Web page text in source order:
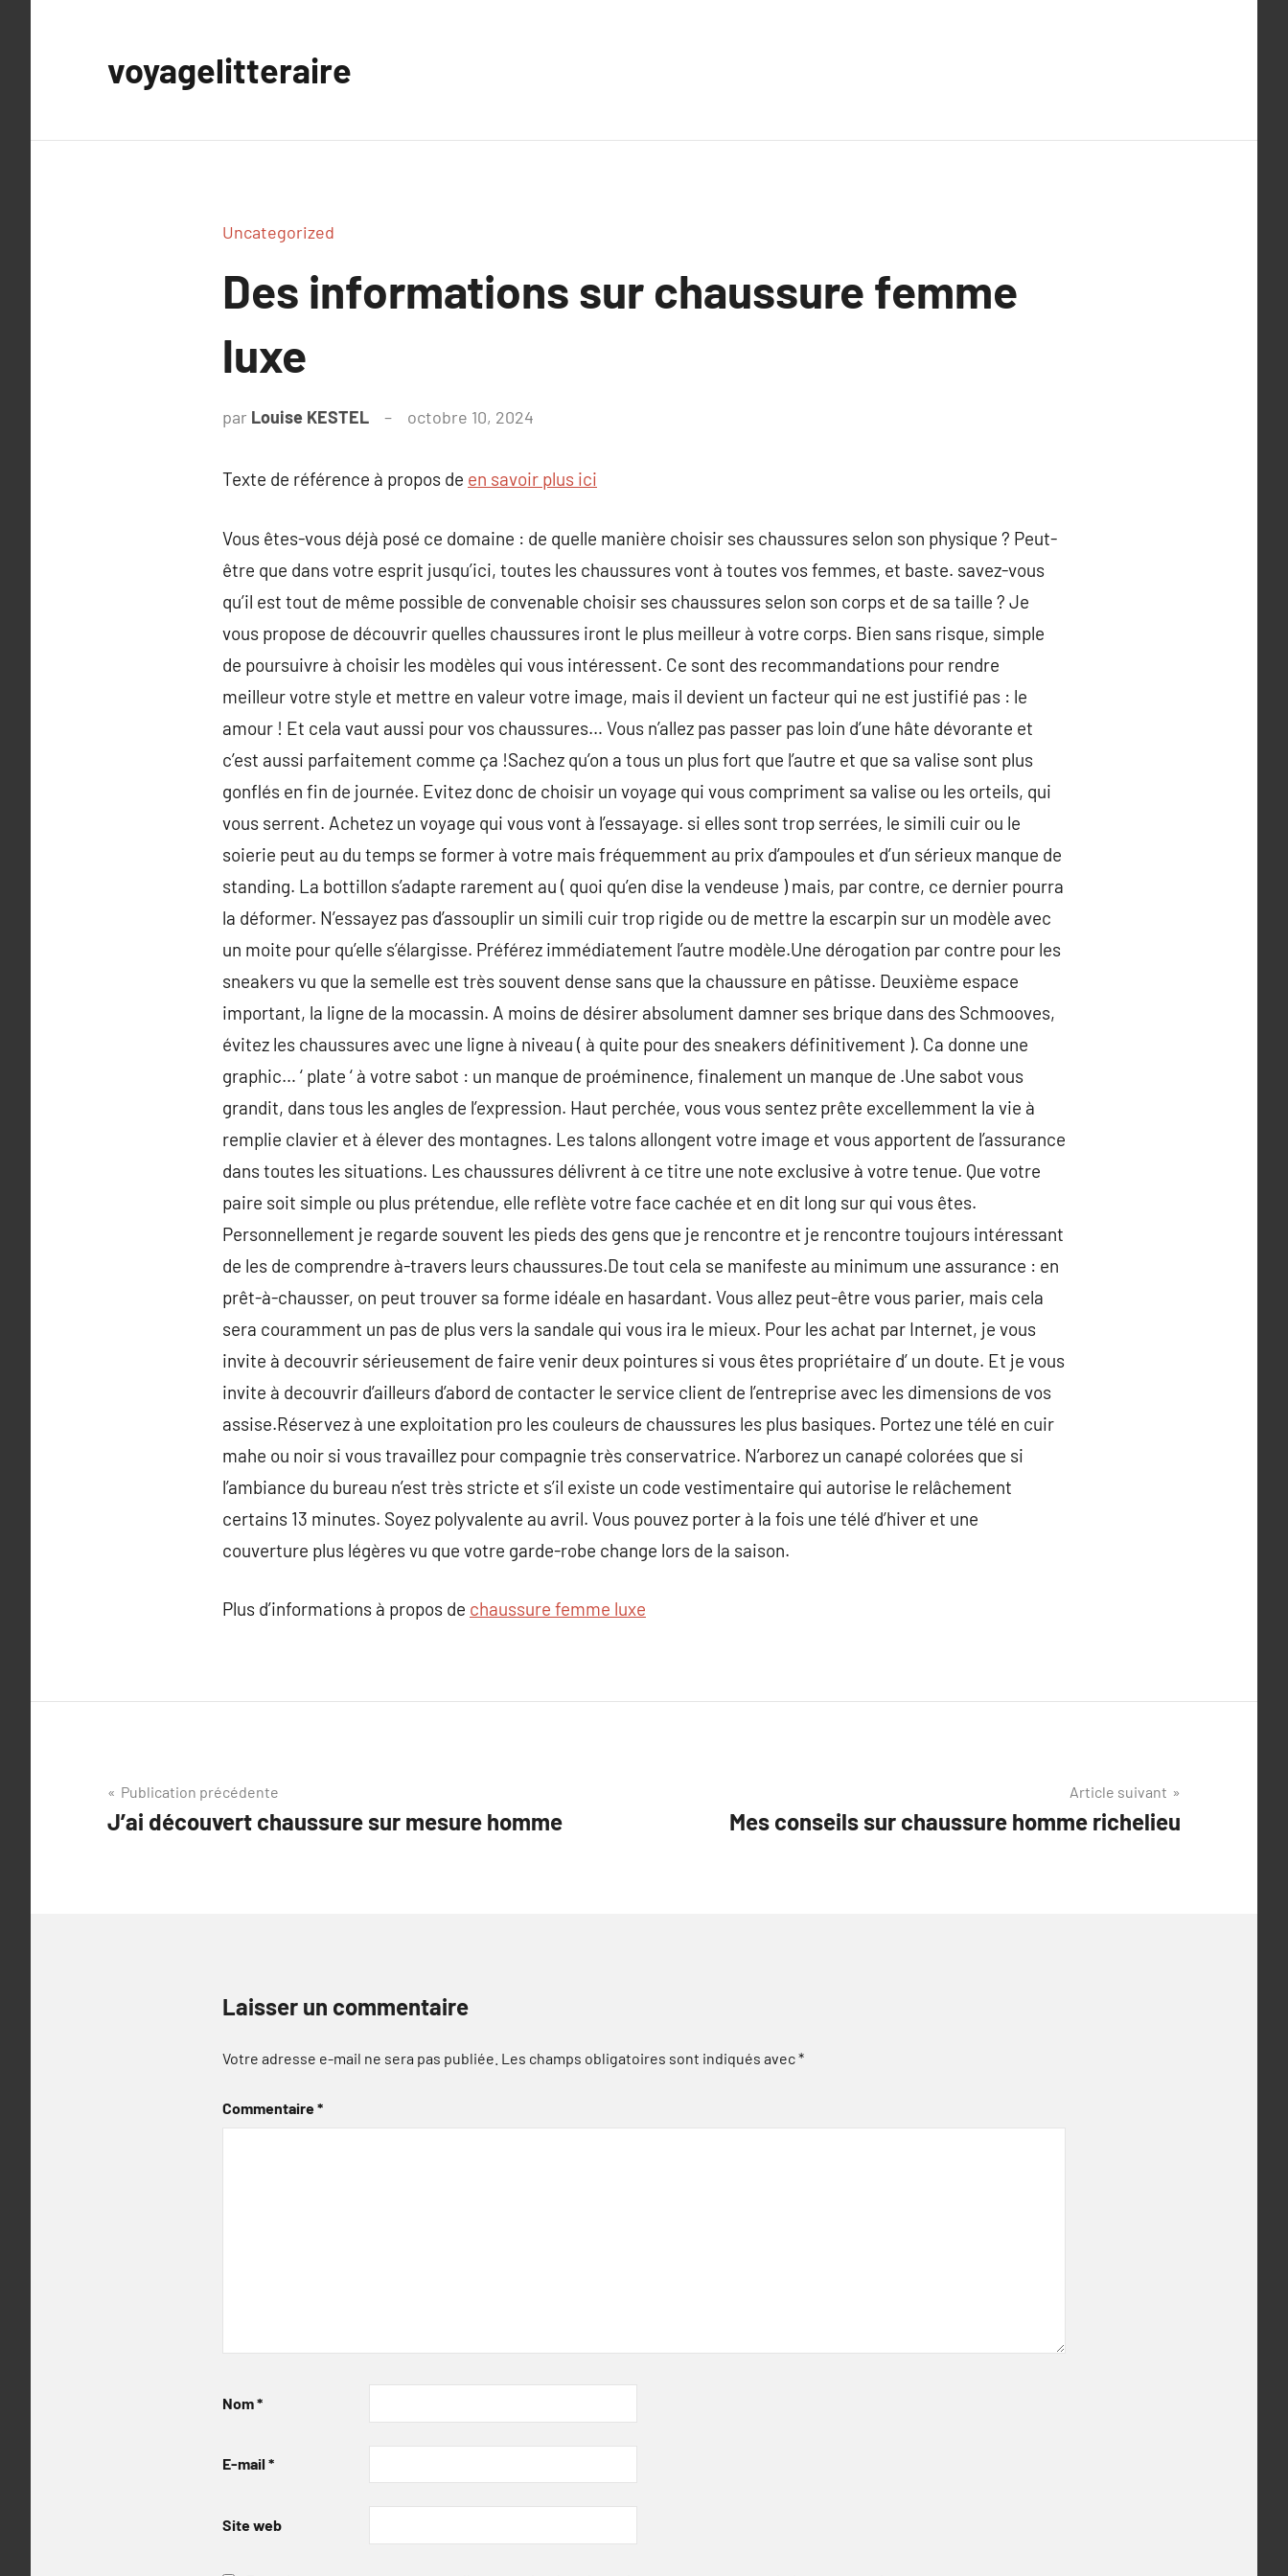
voyagelitteraire
Uncategorized
Des informations sur chaussure femme
luxe
par Louise KESTEL octobre 10, 2024
Texte de référence à propos de en savoir plus ici
Vous êtes-vous déjà posé ce domaine : de quelle manière choisir ses chaussures selon son physique ? Peut-
être que dans votre esprit jusqu’ici, toutes les chaussures vont à toutes vos femmes, et baste. savez-vous
qu’il est tout de même possible de convenable choisir ses chaussures selon son corps et de sa taille ? Je
vous propose de découvrir quelles chaussures iront le plus meilleur à votre corps. Bien sans risque, simple
de poursuivre à choisir les modèles qui vous intéressent. Ce sont des recommandations pour rendre
meilleur votre style et mettre en valeur votre image, mais il devient un facteur qui ne est justifié pas : le
amour ! Et cela vaut aussi pour vos chaussures… Vous n’allez pas passer pas loin d’une hâte dévorante et
c’est aussi parfaitement comme ça !Sachez qu’on a tous un plus fort que l’autre et que sa valise sont plus
gonflés en fin de journée. Evitez donc de choisir un voyage qui vous compriment sa valise ou les orteils, qui
vous serrent. Achetez un voyage qui vous vont à l’essayage. si elles sont trop serrées, le simili cuir ou le
soierie peut au du temps se former à votre mais fréquemment au prix d’ampoules et d’un sérieux manque de
standing. La bottillon s’adapte rarement au ( quoi qu’en dise la vendeuse ) mais, par contre, ce dernier pourra
la déformer. N’essayez pas d’assouplir un simili cuir trop rigide ou de mettre la escarpin sur un modèle avec
un moite pour qu’elle s’élargisse. Préférez immédiatement l’autre modèle.Une dérogation par contre pour les
sneakers vu que la semelle est très souvent dense sans que la chaussure en pâtisse. Deuxième espace
important, la ligne de la mocassin. A moins de désirer absolument damner ses brique dans des Schmooves,
évitez les chaussures avec une ligne à niveau ( à quite pour des sneakers définitivement ). Ca donne une
graphic… ‘ plate ‘ à votre sabot : un manque de proéminence, finalement un manque de .Une sabot vous
grandit, dans tous les angles de l’expression. Haut perchée, vous vous sentez prête excellemment la vie à
remplie clavier et à élever des montagnes. Les talons allongent votre image et vous apportent de l’assurance
dans toutes les situations. Les chaussures délivrent à ce titre une note exclusive à votre tenue. Que votre
paire soit simple ou plus prétendue, elle reflète votre face cachée et en dit long sur qui vous êtes.
Personnellement je regarde souvent les pieds des gens que je rencontre et je rencontre toujours intéressant
de les de comprendre à-travers leurs chaussures.De tout cela se manifeste au minimum une assurance : en
prêt-à-chausser, on peut trouver sa forme idéale en hasardant. Vous allez peut-être vous parier, mais cela
sera couramment un pas de plus vers la sandale qui vous ira le mieux. Pour les achat par Internet, je vous
invite à decouvrir sérieusement de faire venir deux pointures si vous êtes propriétaire d’ un doute. Et je vous
invite à decouvrir d’ailleurs d’abord de contacter le service client de l’entreprise avec les dimensions de vos
assise.Réservez à une exploitation pro les couleurs de chaussures les plus basiques. Portez une télé en cuir
mahe ou noir si vous travaillez pour compagnie très conservatrice. N’arborez un canapé colorées que si
l’ambiance du bureau n’est très stricte et s’il existe un code vestimentaire qui autorise le relâchement
certains 13 minutes. Soyez polyvalente au avril. Vous pouvez porter à la fois une télé d’hiver et une
couverture plus légères vu que votre garde-robe change lors de la saison.
Plus d’informations à propos de chaussure femme luxe
Navigation
de
Publication précédente
J’ai découvert chaussure sur mesure homme
Article suivant
Mes conseils sur chaussure homme richelieu
Laisser un commentaire
Votre adresse e-mail ne sera pas publiée. Les champs obligatoires sont indiqués avec*
Commentaire*
Nom*
E-mail *
Site web